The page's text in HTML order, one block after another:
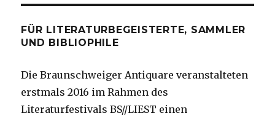
FÜR LITERATURBEGEISTERTE, SAMMLER
UND BIBLIOPHILE
Die Braunschweiger Antiquare veranstalteten
erstmals 2016 im Rahmen des
Literaturfestivals BS//LIEST einen